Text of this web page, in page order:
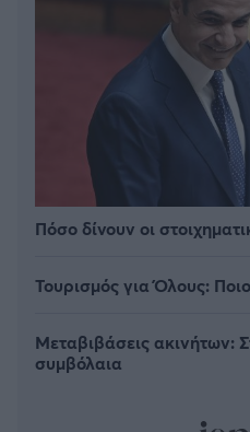
Πόσο δίνουν οι
Τουρισμός για Όλους:
Μεταβιβάσεις ακινήτων:
συμβόλαια